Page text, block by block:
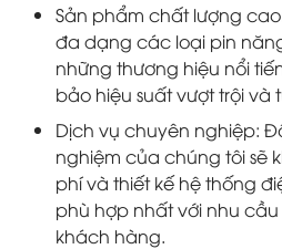
Sản phẩm chất lượng
đa dạng các loại pin
những thương hiệu nổi
bảo hiệu suất vượt trội và
Dịch vụ chuyên nghiệp:
nghiệm của chúng tôi sẽ
phí và thiết kế hệ thống
phù hợp nhất với nhu
khách hàng.